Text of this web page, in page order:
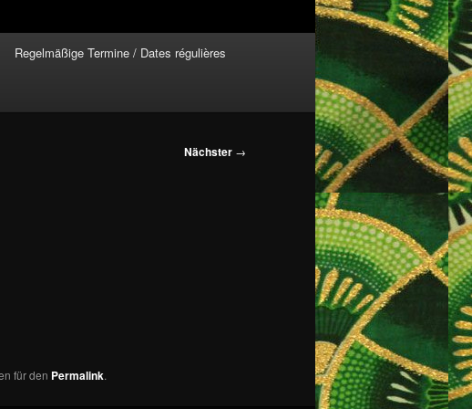
Regelmäßige Termine / Dates régulières
Nächster →
für den Permalink.